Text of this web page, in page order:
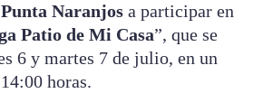
Punta Naranjos a participar en
Patio de Mi Casa”, que se
6 y martes 7 de julio, en un
horas.